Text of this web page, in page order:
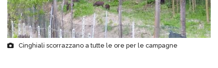
Cinghiali scorrazzano a tutte le ore per le campagne